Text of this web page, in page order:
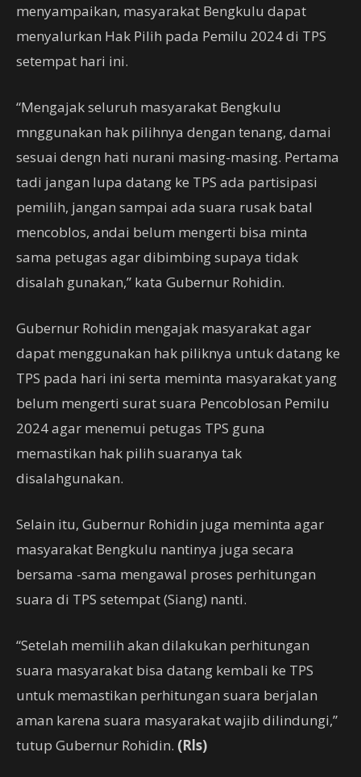
menyampaikan, masyarakat Bengkulu dapat
menyalurkan Hak Pilih pada Pemilu 2024 di TPS
setempat hari ini.
“Mengajak seluruh masyarakat Bengkulu
mnggunakan hak pilihnya dengan tenang, damai
sesuai dengn hati nurani masing-masing. Pertama
tadi jangan lupa datang ke TPS ada partisipasi
pemilih, jangan sampai ada suara rusak batal
mencoblos, andai belum mengerti bisa minta
sama petugas agar dibimbing supaya tidak
disalah gunakan,” kata Gubernur Rohidin.
Gubernur Rohidin mengajak masyarakat agar
dapat menggunakan hak piliknya untuk datang ke
TPS pada hari ini serta meminta masyarakat yang
belum mengerti surat suara Pencoblosan Pemilu
2024 agar menemui petugas TPS guna
memastikan hak pilih suaranya tak
disalahgunakan.
Selain itu, Gubernur Rohidin juga meminta agar
masyarakat Bengkulu nantinya juga secara
bersama -sama mengawal proses perhitungan
suara di TPS setempat (Siang) nanti.
“Setelah memilih akan dilakukan perhitungan
suara masyarakat bisa datang kembali ke TPS
untuk memastikan perhitungan suara berjalan
aman karena suara masyarakat wajib dilindungi,”
tutup Gubernur Rohidin. (Rls)